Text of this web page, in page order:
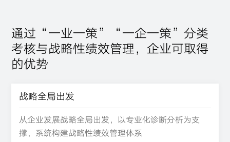
通过“一业一策”“一企一策”分类
考核与战略性绩效管理，企业可取得
的优势
战略全局出发
从企业发展战略全局出发，以专业化诊断分析为支
撑，系统构建战略性绩效管理体系